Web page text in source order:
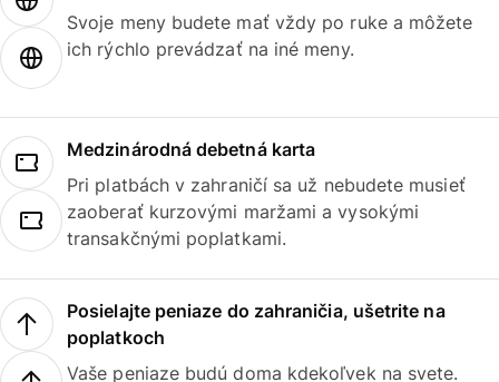
Svoje meny budete mať vždy po ruke a môžete
ich rýchlo prevádzať na iné meny.
Medzinárodná debetná karta
Pri platbách v zahraničí sa už nebudete musieť
zaoberať kurzovými maržami a vysokými
transakčnými poplatkami.
Posielajte peniaze do zahraničia, ušetrite na
poplatkoch
Vaše peniaze budú doma kdekoľvek na svete.